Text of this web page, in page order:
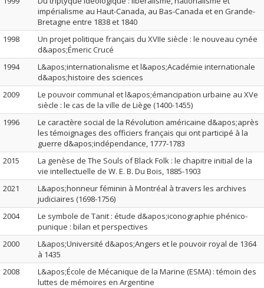
impérialisme au Haut-Canada, au Bas-Canada et en Grande-
Bretagne entre 1838 et 1840
1998
Un projet politique français du XVIIe siècle : le nouveau cynée
d&apos;Émeric Crucé
1994
L&apos;internationalisme et l&apos;Académie internationale
d&apos;histoire des sciences
2009
Le pouvoir communal et l&apos;émancipation urbaine au XVe
siècle : le cas de la ville de Liège (1400-1455)
1996
Le caractère social de la Révolution américaine d&apos;après
les témoignages des officiers français qui ont participé à la
guerre d&apos;indépendance, 1777-1783
2015
La genèse de The Souls of Black Folk : le chapitre initial de la
vie intellectuelle de W. E. B. Du Bois, 1885-1903
2021
L&apos;honneur féminin à Montréal à travers les archives
judiciaires (1698-1756)
2004
Le symbole de Tanit : étude d&apos;iconographie phénico-
punique : bilan et perspectives
2000
L&apos;Université d&apos;Angers et le pouvoir royal de 1364
à 1435
2008
L&apos;École de Mécanique de la Marine (ESMA) : témoin des
luttes de mémoires en Argentine